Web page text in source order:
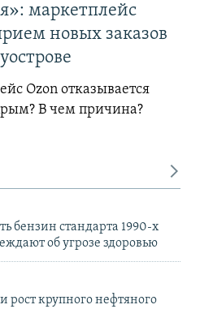
маркетплейс
новых заказов
Ozon отказывается
В чем причина?
бензин стандарта 1990-х
об угрозе здоровью
рост крупного нефтяного